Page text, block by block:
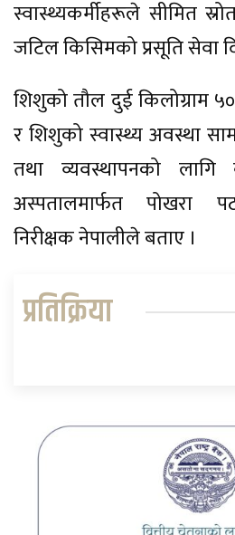
स्वास्थ्यकर्मीहरूले सीमित
जटिल किसिमको प्रसूति सेवा
शिशुको तौल दुई किलोग्राम
र शिशुको स्वास्थ्य अवस्था
तथा व्यवस्थापनको लागि
अस्पतालमार्फत पोखरा
निरीक्षक नेपालीले बताए ।
प्रतिक्रिया